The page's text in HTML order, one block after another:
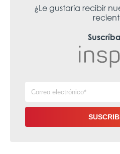
¿Le gustaría recibir